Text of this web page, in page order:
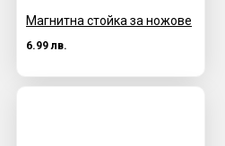
Магнитна стойка за ножове
6.99 лв.